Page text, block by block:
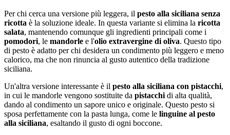
Per chi cerca una versione più leggera, il pesto alla siciliana senza
ricotta è la soluzione ideale. In questa variante si elimina la ricotta
salata, mantenendo comunque gli ingredienti principali come i
pomodori, le mandorle e l'olio extravergine di oliva. Questo tipo
di pesto è adatto per chi desidera un condimento più leggero e meno
calorico, ma che non rinuncia al gusto autentico della tradizione
siciliana.
Un'altra versione interessante è il pesto alla siciliana con pistacchi,
in cui le mandorle vengono sostituite da pistacchi di alta qualità,
dando al condimento un sapore unico e originale. Questo pesto si
sposa perfettamente con la pasta lunga, come le linguine al pesto
alla siciliana, esaltando il gusto di ogni boccone.